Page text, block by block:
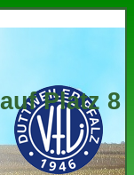
Platz 8